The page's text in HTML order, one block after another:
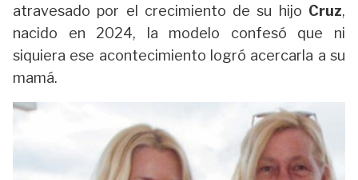
atravesado por el crecimiento de su hijo Cruz,
nacido en 2024, la modelo confesó que ni
siquiera ese acontecimiento logró acercarla a su
mamá.